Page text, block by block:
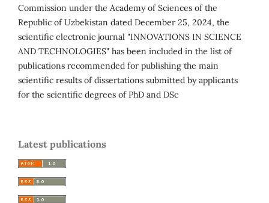
Commission under the Academy of Sciences of the
Republic of Uzbekistan dated December 25, 2024, the
scientific electronic journal "INNOVATIONS IN SCIENCE
AND TECHNOLOGIES" has been included in the list of
publications recommended for publishing the main
scientific results of dissertations submitted by applicants
for the scientific degrees of PhD and DSc
Latest publications